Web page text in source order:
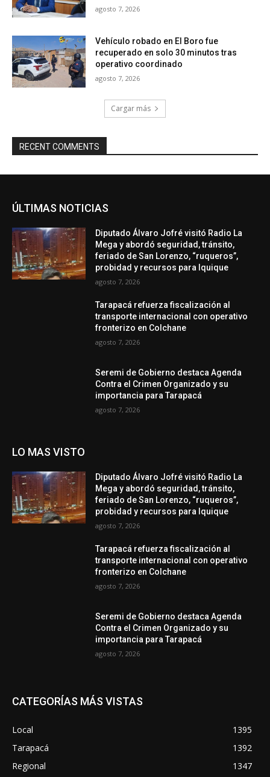
agosto 7, 2026
Vehículo robado en El Boro fue
recuperado en solo 30 minutos tras
operativo coordinado
agosto 7, 2026
Cargar más
RECENT COMMENTS
ÚLTIMAS NOTICIAS
Diputado Álvaro Jofré visitó Radio La
Mega y abordó seguridad, tránsito,
feriado de San Lorenzo, “ruqueros”,
probidad y recursos para Iquique
agosto 7, 2026
Tarapacá refuerza fiscalización al
transporte internacional con operativo
fronterizo en Colchane
agosto 7, 2026
Seremi de Gobierno destaca Agenda
Contra el Crimen Organizado y su
importancia para Tarapacá
agosto 7, 2026
LO MAS VISTO
Diputado Álvaro Jofré visitó Radio La
Mega y abordó seguridad, tránsito,
feriado de San Lorenzo, “ruqueros”,
probidad y recursos para Iquique
agosto 7, 2026
Tarapacá refuerza fiscalización al
transporte internacional con operativo
fronterizo en Colchane
agosto 7, 2026
Seremi de Gobierno destaca Agenda
Contra el Crimen Organizado y su
importancia para Tarapacá
agosto 7, 2026
CATEGORÍAS MÁS VISTAS
Local
1395
Tarapacá
1392
Regional
1347